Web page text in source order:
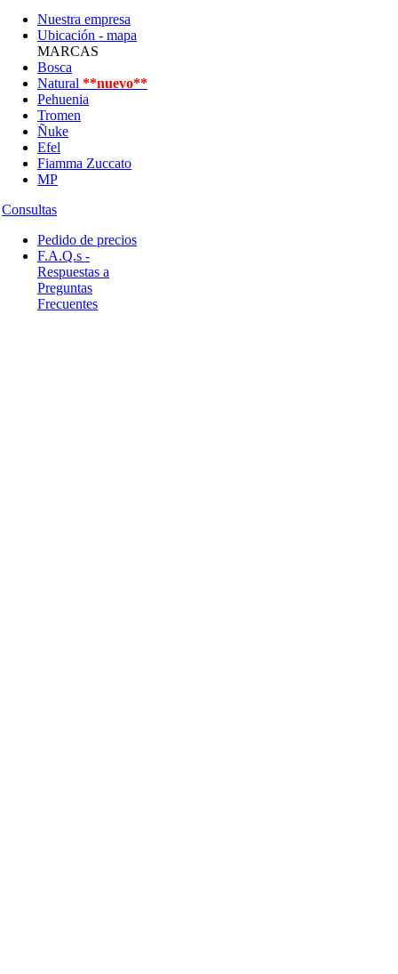
Nuestra empresa
Ubicación - mapa
MARCAS
Bosca
Natural **nuevo**
Pehuenia
Tromen
Ñuke
Efel
Fiamma Zuccato
MP
Consultas
Pedido de precios
F.A.Q.s -
Respuestas a
Preguntas
Frecuentes